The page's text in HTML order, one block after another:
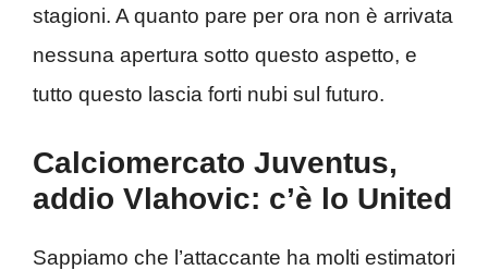
stagioni. A quanto pare per ora non è arrivata
nessuna apertura sotto questo aspetto, e
tutto questo lascia forti nubi sul futuro.
Calciomercato Juventus,
addio Vlahovic: c’è lo United
Sappiamo che l’attaccante ha molti estimatori